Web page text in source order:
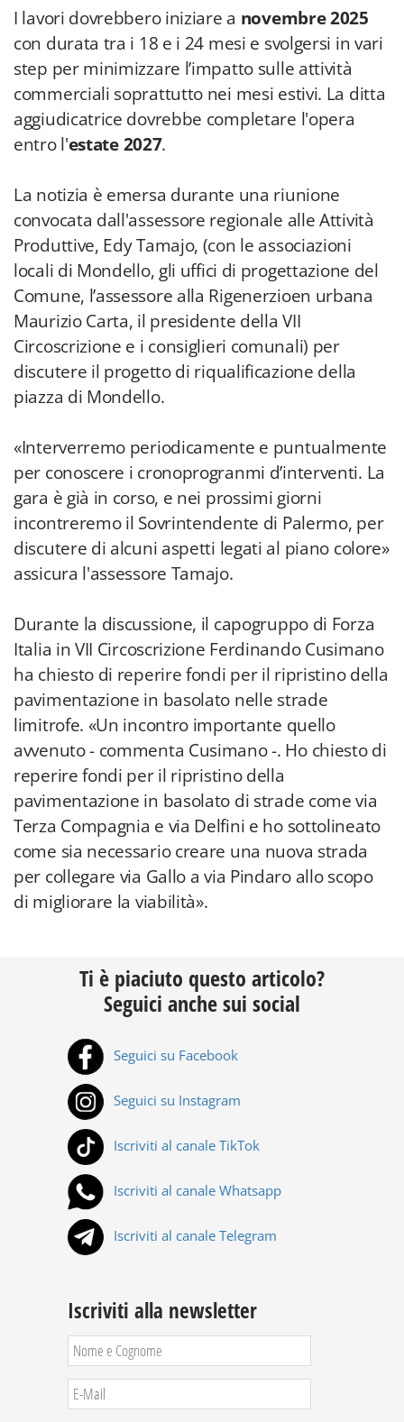
I lavori dovrebbero iniziare a novembre 2025
con durata tra i 18 e i 24 mesi e svolgersi in vari
step per minimizzare l’impatto sulle attività
commerciali soprattutto nei mesi estivi. La ditta
aggiudicatrice dovrebbe completare l'opera
entro l'estate 2027.
La notizia è emersa durante una riunione
convocata dall'assessore regionale alle Attività
Produttive, Edy Tamajo, (con le associazioni
locali di Mondello, gli uffici di progettazione del
Comune, l’assessore alla Rigenerzioen urbana
Maurizio Carta, il presidente della VII
Circoscrizione e i consiglieri comunali) per
discutere il progetto di riqualificazione della
piazza di Mondello.
«Interverremo periodicamente e puntualmente
per conoscere i cronoprogranmi d’interventi. La
gara è già in corso, e nei prossimi giorni
incontreremo il Sovrintendente di Palermo, per
discutere di alcuni aspetti legati al piano colore»
assicura l'assessore Tamajo.
Durante la discussione, il capogruppo di Forza
Italia in VII Circoscrizione Ferdinando Cusimano
ha chiesto di reperire fondi per il ripristino della
pavimentazione in basolato nelle strade
limitrofe. «Un incontro importante quello
avvenuto - commenta Cusimano -. Ho chiesto di
reperire fondi per il ripristino della
pavimentazione in basolato di strade come via
Terza Compagnia e via Delfini e ho sottolineato
come sia necessario creare una nuova strada
per collegare via Gallo a via Pindaro allo scopo
di migliorare la viabilità».
Ti è piaciuto questo articolo?
Seguici anche sui social
Seguici su Facebook
Seguici su Instagram
Iscriviti al canale TikTok
Iscriviti al canale Whatsapp
Iscriviti al canale Telegram
Iscriviti alla newsletter